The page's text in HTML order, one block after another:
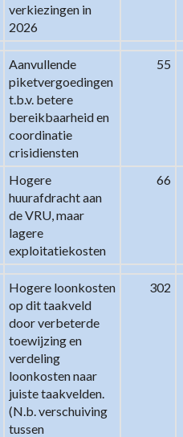
verkiezingen in
2026
Aanvullende
piketvergoedingen
t.b.v. betere
bereikbaarheid en
coordinatie
crisidiensten
55
Hogere
huurafdracht aan
de VRU, maar
lagere
exploitatiekosten
66
Hogere loonkosten
op dit taakveld
door verbeterde
toewijzing en
verdeling
loonkosten naar
juiste taakvelden.
(N.b. verschuiving
tussen
302